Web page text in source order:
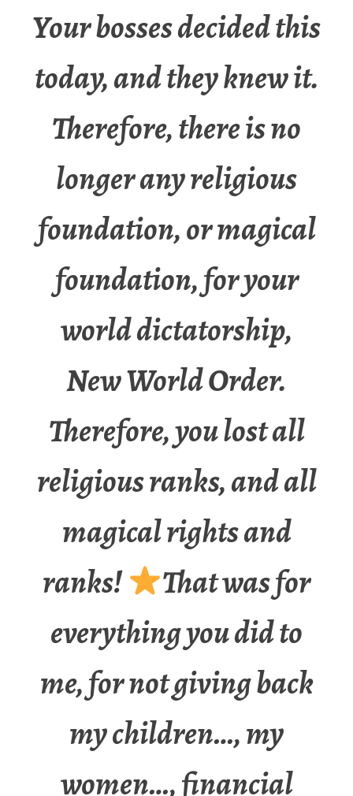
Your bosses decided this
today, and they knew it.
Therefore, there is no
longer any religious
foundation, or magical
foundation, for your
world dictatorship,
New World Order.
Therefore, you lost all
religious ranks, and all
magical rights and
ranks!
That was for
everything you did to
me, for not giving back
my children…, my
women…, financial